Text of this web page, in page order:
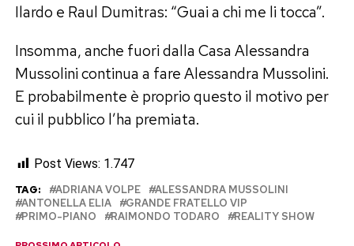
Ilardo e Raul Dumitras: “Guai a chi me li tocca”.
Insomma, anche fuori dalla Casa Alessandra
Mussolini continua a fare Alessandra Mussolini.
E probabilmente è proprio questo il motivo per
cui il pubblico l’ha premiata.
Post Views: 1.747
TAG: ADRIANA VOLPE
ALESSANDRA MUSSOLINI
ANTONELLA ELIA
GRANDE FRATELLO VIP
PRIMO-PIANO
RAIMONDO TODARO REALITY SHOW